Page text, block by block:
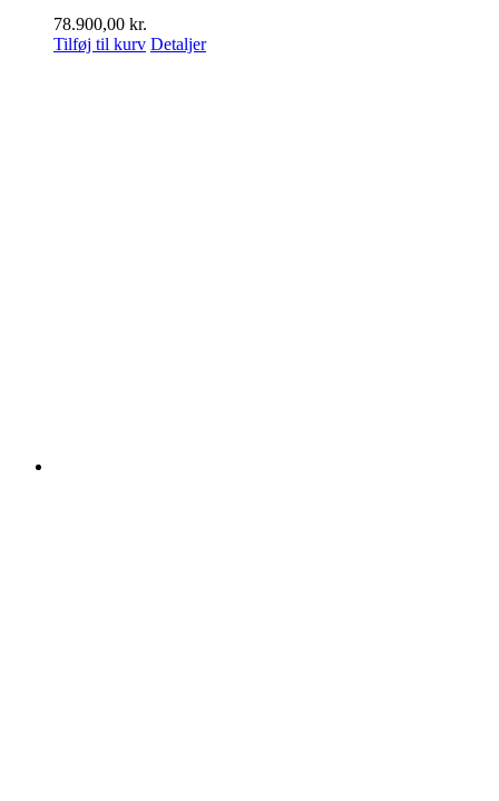
78.900,00 kr.
Tilføj til kurv Detaljer